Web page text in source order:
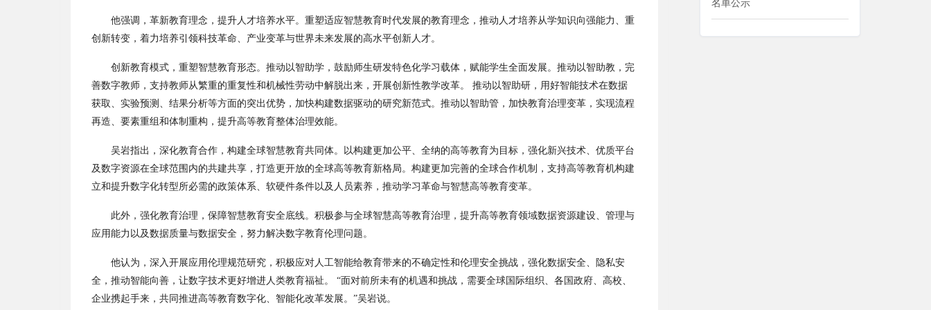
他强调，革新教育理念，提升人才培养水平。重塑适应智慧教育时代发展的教育理念，推动人才培养从学知识向强能力、重
创新转变，着力培养引领科技革命、产业变革与世界未来发展的高水平创新人才。
创新教育模式，重塑智慧教育形态。推动以智助学，鼓励师生研发特色化学习载体，赋能学生全面发展。推动以智助教，完
善数字教师，支持教师从繁重的重复性和机械性劳动中解脱出来，开展创新性教学改革。
推动以智助研，用好智能技术在数据
获取、实验预测、结果分析等方面的突出优势，加快构建数据驱动的研究新范式。推动以智助管，加快教育治理变革，实现流程
再造、要素重组和体制重构，提升高等教育整体治理效能。
吴岩指出，深化教育合作，构建全球智慧教育共同体。以构建更加公平、全纳的高等教育为目标，强化新兴技术、优质平台
及数字资源在全球范围内的共建共享，打造更开放的全球高等教育新格局。构建更加完善的全球合作机制，支持高等教育机构建
立和提升数字化转型所必需的政策体系、软硬件条件以及人员素养，推动学习革命与智慧高等教育变革。
此外，强化教育治理，保障智慧教育安全底线。积极参与全球智慧高等教育治理，提升高等教育领域数据资源建设、管理与
应用能力以及数据质量与数据安全，努力解决数字教育伦理问题。
他认为，深入开展应用伦理规范研究，积极应对人工智能给教育带来的不确定性和伦理安全挑战，强化数据安全、隐私安
全，推动智能向善，让数字技术更好增进人类教育福祉。
“面对前所未有的机遇和挑战，需要全球国际组织、各国政府、高校、
企业携起手来，共同推进高等教育数字化、智能化改革发展。 ”吴岩说。
名单公示